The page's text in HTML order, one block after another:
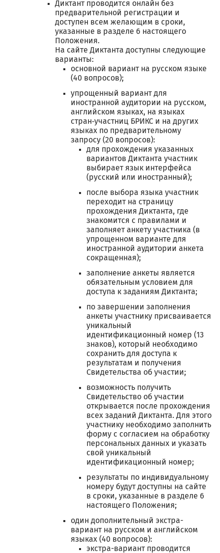
Диктант проводится онлайн без
предварительной регистрации и
доступен всем желающим в сроки,
указанные в разделе 6 настоящего
Положения.
На сайте Диктанта доступны следующие
варианты:
основной вариант на русском языке
(40 вопросов);
упрощенный вариант для
иностранной аудитории на русском,
английском языках, на языках
стран‑участниц БРИКС и на других
языках по предварительному
запросу (20 вопросов):
для прохождения указанных
вариантов Диктанта участник
выбирает язык интерфейса
(русский или иностранный);
после выбора языка участник
переходит на страницу
прохождения Диктанта, где
знакомится с правилами и
заполняет анкету участника (в
упрощенном варианте для
иностранной аудитории анкета
сокращенная);
заполнение анкеты является
обязательным условием для
доступа к заданиям Диктанта;
по завершении заполнения
анкеты участнику присваивается
уникальный
идентификационный номер (13
знаков), который необходимо
сохранить для доступа к
результатам и получения
Свидетельства об участии;
возможность получить
Свидетельство об участии
открывается после прохождения
всех заданий Диктанта. Для этого
участнику необходимо заполнить
форму с согласием на обработку
персональных данных и указать
свой уникальный
идентификационный номер;
результаты по индивидуальному
номеру будут доступны на сайте
в сроки, указанные в разделе 6
настоящего Положения;
один дополнительный экстра-
вариант на русском и английском
языках (40 вопросов):
экстра-вариант проводится